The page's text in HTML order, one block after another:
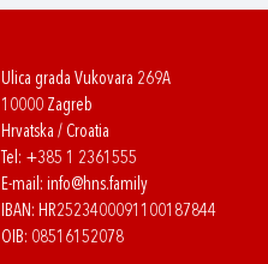
Ulica grada Vukovara 269A
10000 Zagreb
Hrvatska / Croatia
Tel: +385 1 2361555
E-mail: info@hns.family
IBAN: HR2523400091100187844
OIB: 08516152078